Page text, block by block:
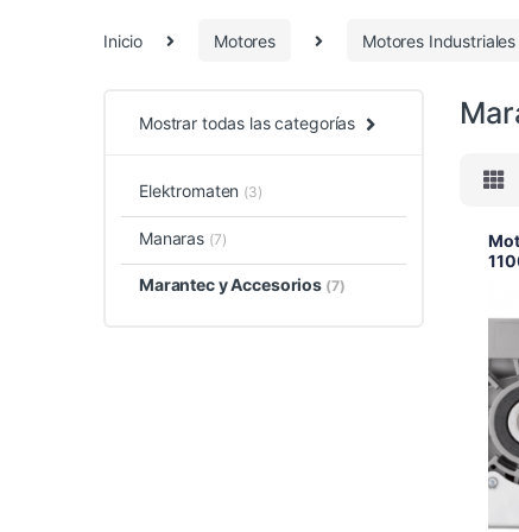
Inicio Motores Motores Industriales
Mostrar todas las categorías
Elektromaten (3)
Manaras (7)
Marantec y Accesorios (7)